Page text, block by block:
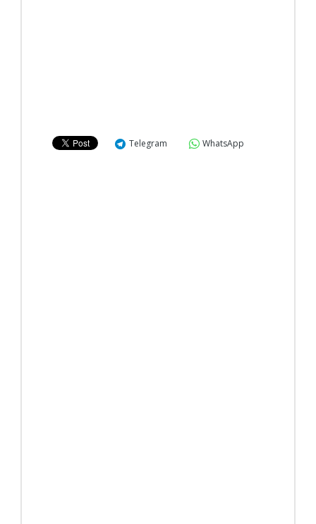
Telegram WhatsApp